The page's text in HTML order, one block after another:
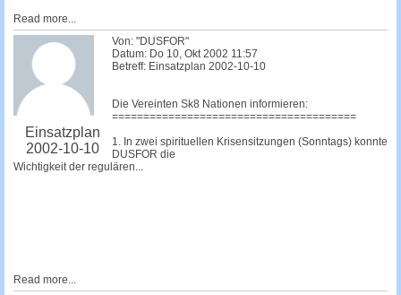
Read more...
Einsatzplan
2002-10-10
Von: "DUSFOR"
Datum: Do 10, Okt 2002 11:57
Betreff: Einsatzplan 2002-10-10
Die Vereinten Sk8 Nationen informieren:
=======================================
1. In zwei spirituellen Krisensitzungen (Sonntags) konnte
DUSFOR die
Wichtigkeit der regulären...
Read more...